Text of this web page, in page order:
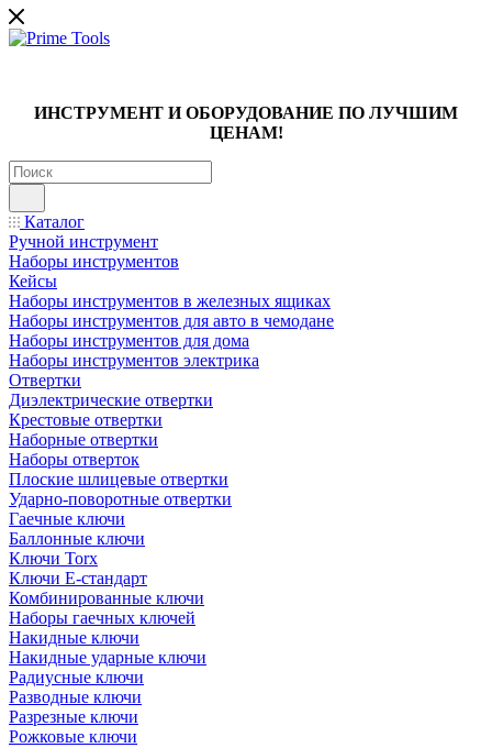
ИНСТРУМЕНТ И ОБОРУДОВАНИЕ ПО ЛУЧШИМ
ЦЕНАМ!
Каталог
Ручной инструмент
Наборы инструментов
Кейсы
Наборы инструментов в железных ящиках
Наборы инструментов для авто в чемодане
Наборы инструментов для дома
Наборы инструментов электрика
Отвертки
Диэлектрические отвертки
Крестовые отвертки
Наборные отвертки
Наборы отверток
Плоские шлицевые отвертки
Ударно-поворотные отвертки
Гаечные ключи
Баллонные ключи
Ключи Torx
Ключи Е-стандарт
Комбинированные ключи
Наборы гаечных ключей
Накидные ключи
Накидные ударные ключи
Радиусные ключи
Разводные ключи
Разрезные ключи
Рожковые ключи